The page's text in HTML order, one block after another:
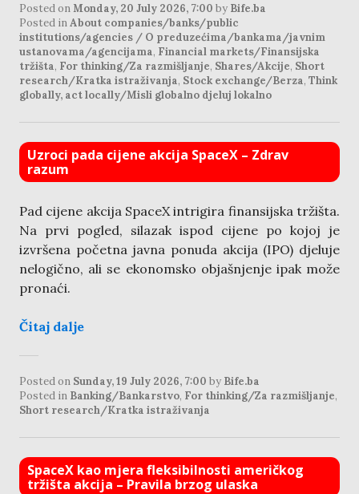
Posted on Monday, 20 July 2026, 7:00 by Bife.ba
Posted inAbout companies/banks/public
institutions/agencies / O preduzećima/bankama/javnim
ustanovama/agencijama, Financial markets/Finansijska
tržišta, For thinking/Za razmišljanje, Shares/Akcije, Short
research/Kratka istraživanja, Stock exchange/Berza, Think
globally, act locally/Misli globalno djeluj lokalno
Uzroci pada cijene akcija SpaceX – Zdrav
razum
Pad cijene akcija SpaceX intrigira finansijska tržišta.
Na prvi pogled, silazak ispod cijene po kojoj je
izvršena početna javna ponuda akcija (IPO) djeluje
nelogično, ali se ekonomsko objašnjenje ipak može
pronaći.
Čitaj dalje
Posted on Sunday, 19 July 2026, 7:00 by Bife.ba
Posted in Banking/Bankarstvo, For thinking/Za razmišljanje,
Short research/Kratka istraživanja
SpaceX kao mjera fleksibilnosti američkog
tržišta akcija – Pravila brzog ulaska